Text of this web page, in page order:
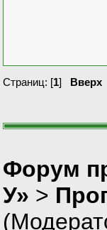
Страниц: [1] Вверх
Форум
У» >